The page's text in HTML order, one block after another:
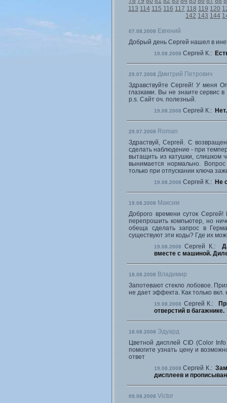
113 114 115 116 117 118 119 120
142 143 144
07.08.2008 Евгений
Добрый день Сергей нашел в
19.08.2008 Сергей К.:
29.07.2008 Дмитрий Петрович
Здравствуйте Сергей! У меня
глазками. Вы не знаите сервис
p.s. Сайт оч. полезный.
19.08.2008 Сергей К.: Нет.
29.07.2008 Roman
Здраствуй, Сергей. С
сделать наблюдение - при
вытащить из катушки, слишком
вынимается нормально. Вопрос
только при отпускании ключа
19.08.2008 Сергей К.: Не
19.08.2008 Максим
Доброго времени суток
перепрошить компьютер, но
обеща сделать запрос в
существуют эти коды? Где их
19.08.2008 Сергей К.:
вместе с машиной.
18.08.2008 Владимир
Запотевают стекло лобовое.
не дает эффекта. Как только
19.08.2008 Сергей К.:
отверстий в багажнике.
18.08.2008 Эдуард
Цветной дисплей CID (Color
помогите узнать цену и
ответ
19.08.2008 Сергей К.:
дисплеев и
09.08.2008 Victor